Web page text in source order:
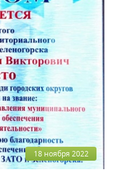
18 ноября 2022